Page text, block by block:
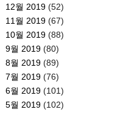
12월 2019(52)
11월 2019(67)
10월 2019(88)
9월 2019(80)
8월 2019(89)
7월 2019(76)
6월 2019(101)
5월 2019(102)